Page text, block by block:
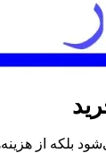
بلکه از